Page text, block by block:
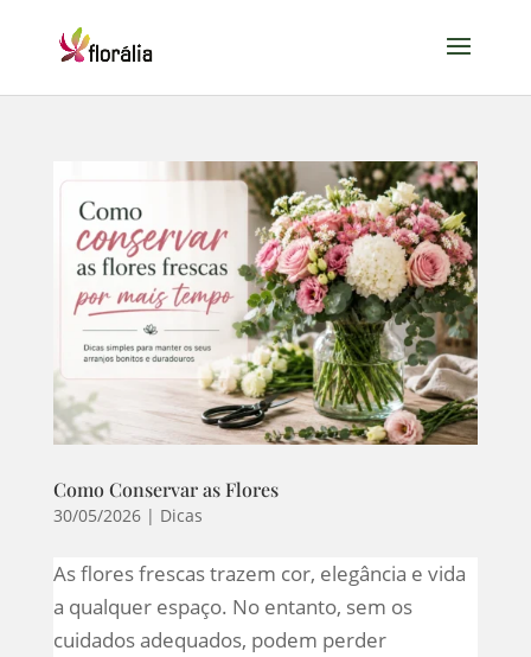
Como Conservar as Flores
30/05/2026| Dicas
As flores frescas trazem cor, elegância e vida
a qualquer espaço. No entanto, sem os
cuidados adequados, podem perder